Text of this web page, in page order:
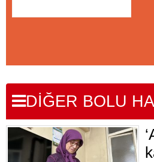
DİĞER BOLU